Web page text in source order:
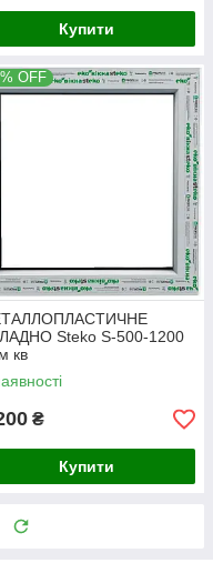
Купити
OFF
Steko S-500-1200
кв
₴
Купити